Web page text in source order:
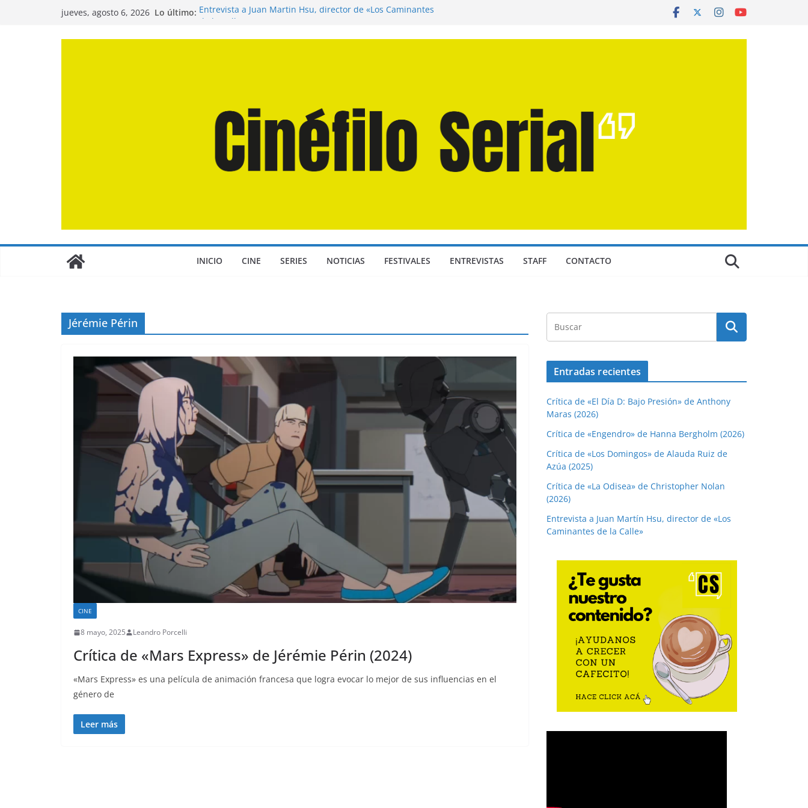
jueves, agosto 6, 2026 Lo último: Entrevista a Juan Martín Hsu, director de «Los Caminantes
INICIO CINE SERIES NOTICIAS FESTIVALES ENTREVISTAS STAFF CONTACTO
Jérémie Périn
CINE
8 mayo, 2025 Leandro Porcelli
Crítica de «Mars Express» de Jérémie Périn (2024)
«Mars Express» es una película de animación francesa que logra evocar lo mejor de sus influencias en el
género de
Leer más
Entradas recientes
Crítica de «El Día D: Bajo Presión» de Anthony
Maras (2026)
Crítica de «Engendro» de Hanna Bergholm (2026)
Crítica de «Los Domingos» de Alauda Ruiz de
Azúa (2025)
Crítica de «La Odisea» de Christopher Nolan
(2026)
Entrevista a Juan Martín Hsu, director de «Los
Caminantes de la Calle»